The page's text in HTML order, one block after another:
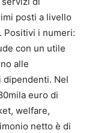
posti a livello
Positivi i numeri:
con un utile
alle
dipendenti. Nel
euro di
welfare,
netto è di